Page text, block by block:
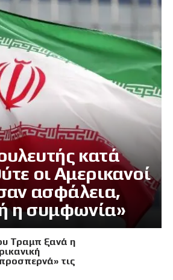
κατά
οι Αμερικανοί
ασφάλεια,
η συμφωνία»
Τραμπ ξανά η
τις